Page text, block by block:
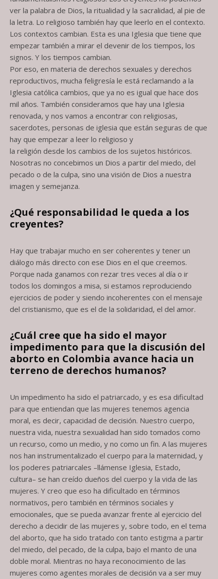
ver la palabra de Dios, la ritualidad y la sacralidad, al pie de
la letra. Lo religioso también hay que leerlo en el contexto.
Los contextos cambian. Esta es una Iglesia que tiene que
empezar también a mirar el devenir de los tiempos, los
signos. Y los tiempos cambian.
Por eso, en materia de derechos sexuales y derechos
reproductivos, mucha feligresía le está reclamando a la
Iglesia católica cambios, que ya no es igual que hace dos
mil años. También consideramos que hay una Iglesia
renovada, y nos vamos a encontrar con religiosas,
sacerdotes, personas de iglesia que están seguras de que
hay que empezar a leer lo religioso y
la religión desde los cambios de los sujetos históricos.
Nosotras no concebimos un Dios a partir del miedo, del
pecado o de la culpa, sino una visión de Dios a nuestra
imagen y semejanza.
¿Qué responsabilidad le queda a los
creyentes?
Hay que trabajar mucho en ser coherentes y tener un
diálogo más directo con ese Dios en el que creemos.
Porque nada ganamos con rezar tres veces al día o ir
todos los domingos a misa, si estamos reproduciendo
ejercicios de poder y siendo incoherentes con el mensaje
del cristianismo, que es el de la solidaridad, el del amor.
¿Cuál cree que ha sido el mayor
impedimento para que la discusión del
aborto en Colombia avance hacia un
terreno de derechos humanos?
Un impedimento ha sido el patriarcado, y es esa dificultad
para que entiendan que las mujeres tenemos agencia
moral, es decir, capacidad de decisión. Nuestro cuerpo,
nuestra vida, nuestra sexualidad han sido tomados como
un recurso, como un medio, y no como un fin. A las mujeres
nos han instrumentalizado el cuerpo para la maternidad, y
los poderes patriarcales –llámense Iglesia, Estado,
cultura– se han creído dueños del cuerpo y la vida de las
mujeres. Y creo que eso ha dificultado en términos
normativos, pero también en términos sociales y
emocionales, que se pueda avanzar frente al ejercicio del
derecho a decidir de las mujeres y, sobre todo, en el tema
del aborto, que ha sido tratado con tanto estigma a partir
del miedo, del pecado, de la culpa, bajo el manto de una
doble moral. Mientras no haya reconocimiento de las
mujeres como agentes morales de decisión va a ser muy